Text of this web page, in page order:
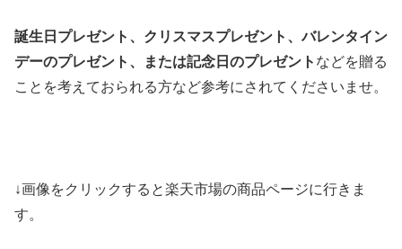
誕生日プレゼント、クリスマスプレゼント、バレンタイン
デーのプレゼント、または記念日のプレゼント などを贈る
ことを考えておられる方など参考にされてくださいませ。
↓画像をクリックすると楽天市場の商品ページに行きま
す。